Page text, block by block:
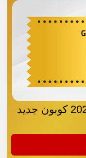
كود خصم لدينه السعودية 2026 كوبون جديد